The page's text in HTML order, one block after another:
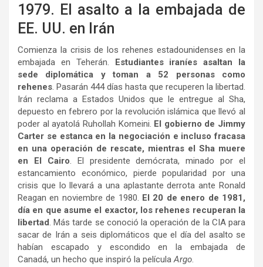
1979. El asalto a la embajada de
EE. UU. en Irán
Comienza la crisis de los rehenes estadounidenses en la
embajada en Teherán. Estudiantes iraníes asaltan la
sede diplomática y toman a 52 personas como
rehenes. Pasarán 444 días hasta que recuperen la libertad.
Irán reclama a Estados Unidos que le entregue al Sha,
depuesto en febrero por la revolución islámica que llevó al
poder al ayatolá Ruhollah Komeini. El gobierno de Jimmy
Carter se estanca en la negociación e incluso fracasa
en una operación de rescate, mientras el Sha muere
en El Cairo. El presidente demócrata, minado por el
estancamiento económico, pierde popularidad por una
crisis que lo llevará a una aplastante derrota ante Ronald
Reagan en noviembre de 1980. El 20 de enero de 1981,
día en que asume el exactor, los rehenes recuperan la
libertad. Más tarde se conoció la operación de la CIA para
sacar de Irán a seis diplomáticos que el día del asalto se
habían escapado y escondido en la embajada de
Canadá, un hecho que inspiró la películaArgo.